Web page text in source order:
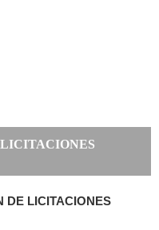
DE LICITACIONES